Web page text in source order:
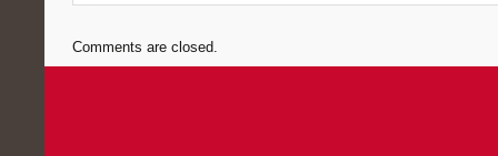
Comments are closed.